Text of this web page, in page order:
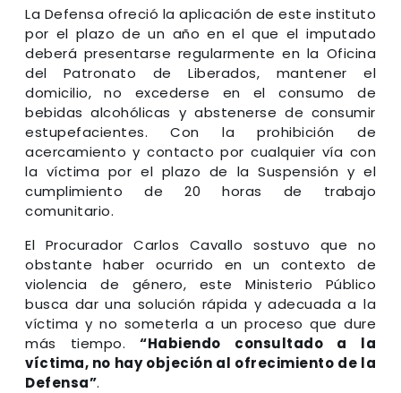
La Defensa ofreció la aplicación de este instituto
por el plazo de un año en el que el imputado
deberá presentarse regularmente en la Oficina
del Patronato de Liberados, mantener el
domicilio, no excederse en el consumo de
bebidas alcohólicas y abstenerse de consumir
estupefacientes. Con la prohibición de
acercamiento y contacto por cualquier vía con
la víctima por el plazo de la Suspensión y el
cumplimiento de 20 horas de trabajo
comunitario.
El Procurador Carlos Cavallo sostuvo que no
obstante haber ocurrido en un contexto de
violencia de género, este Ministerio Público
busca dar una solución rápida y adecuada a la
víctima y no someterla a un proceso que dure
más tiempo.“Habiendo consultado a la
víctima, no hay objeción al ofrecimiento de la
Defensa”.